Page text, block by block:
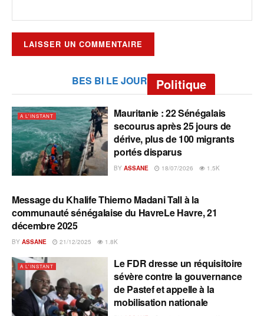
BES BI LE JOUR Politique
A L'INSTANT
Mauritanie : 22 Sénégalais
secourus après 25 jours de
dérive, plus de 100 migrants
portés disparus
BY ASSANE 18/07/2026 1.5K
A L'INSTANT
Message du Khalife Thierno Madani Tall à la
communauté sénégalaise du HavreLe Havre, 21
décembre 2025
BY ASSANE 21/12/2025 1.8K
A L'INSTANT
Le FDR dresse un réquisitoire
sévère contre la gouvernance
de Pastef et appelle à la
mobilisation nationale